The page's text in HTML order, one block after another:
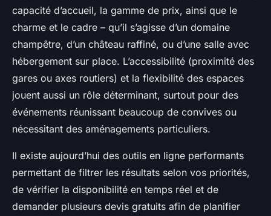
capacité d’accueil, la gamme de prix, ainsi que le
charme et le cadre – qu’il s’agisse d’un domaine
champêtre, d’un château raffiné, ou d’une salle avec
hébergement sur place. L’accessibilité (proximité des
gares ou axes routiers) et la flexibilité des espaces
jouent aussi un rôle déterminant, surtout pour des
événements réunissant beaucoup de convives ou
nécessitant des aménagements particuliers.
Il existe aujourd’hui des outils en ligne performants
permettant de filtrer les résultats selon vos priorités,
de vérifier la disponibilité en temps réel et de
demander plusieurs devis gratuits afin de planifier